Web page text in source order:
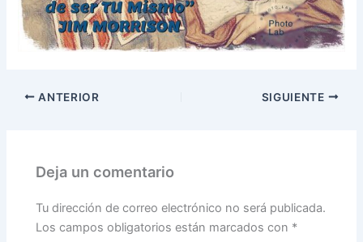
ANTERIOR SIGUIENTE
Deja un comentario
Tu dirección de correo electrónico no será publicada.
Los campos obligatorios están marcados con *